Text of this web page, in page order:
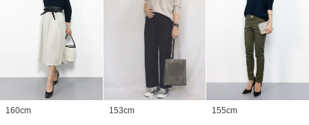
160cm 153cm 155cm